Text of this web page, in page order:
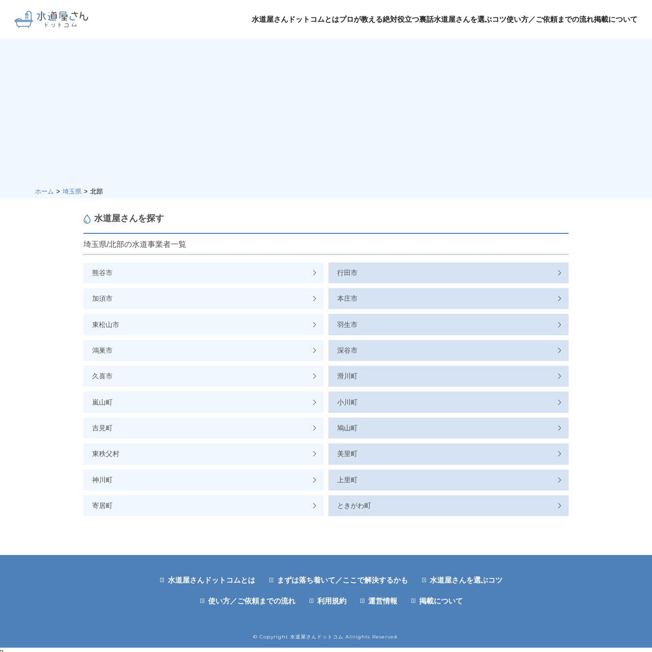
水道屋さんドットコムとはプロが教える絶対役立つ裏話水道屋さんを選ぶコツ使い方／ご依頼までの流れ掲載について
ホーム 埼玉県 北部
水道屋さんを探す
埼玉県/北部の水道事業者一覧
熊谷市 行田市
加須市 本庄市
東松山市 羽生市
鴻巣市 深谷市
久喜市 滑川町
嵐山町 小川町
吉見町 鳩山町
東秩父村 美里町
神川町 上里町
寄居町 ときがわ町
水道屋さんドットコムとは まずは落ち着いて／ここで解決するかも 水道屋さんを選ぶコツ
使い方／ご依頼までの流れ 利用規約 運営情報 掲載について
© Copyright 水道屋さんドットコム Allrights Reserved.